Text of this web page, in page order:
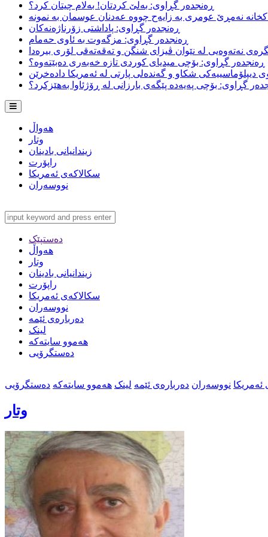
ڕەنجدەر گڕاوی: بەلێ کردتان! بەلام چیتان کرد؟
نەمڕێ عومری بە زایەح چووە عەدنان عوسمان بە نمونە
ڕەنجدەر گڕاوی: پاداشتی زۆرناژەنەکان
ڕەنجدەر گڕاوی: مزگەوت بە ئاوی حەمام
ڕەنجدەر گڕاوی: بۆچی میدیای کوردی تازە خەبەری دەبێتەوە؟
دیپلۆماسییەکی شکاو و گەندەلی پارتی لە ئەمریکا دادەخرێن
گڕاوی: بۆچی پەیەدە پێگەی بارزانی لە ڕۆژئاوا بەهێزکرد؟
هەواڵ
وتار
زیندانیانی بادینان
راپۆرت
سکالاکەی ئەمریکا
نووسەران
دەستپێک
هەواڵ
وتار
زیندانیانی بادینان
راپۆرت
سکالاکەی ئەمریکا
نووسەران
دەربارەی ئێمە
لینک
هەموو سایتەکە
دەستگرۆیی
نووسەران دەربارەی ئێمە لینک هەموو سایتەکە دەستگرۆیی
وتار